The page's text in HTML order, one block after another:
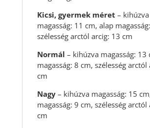
Kicsi, gyermek méret – kihúzva
magasság: 11 cm, alap
szélesség arctól arcig: 13 cm
Normál – kihúzva magasság: 13
magasság: 8 cm, szélesség arctól
cm
Nagy– kihúzva magasság: 15
magasság: 9 cm, szélesség arctól
cm